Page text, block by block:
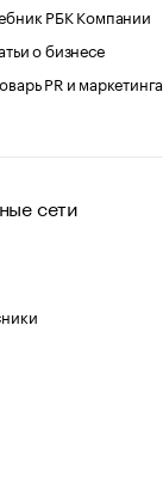
РБК Компании
о бизнесе
PR и маркетинга
сети